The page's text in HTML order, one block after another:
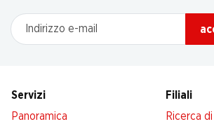
Indirizzo e-mail
Servizi
Panoramica
Filiali
Ricerca